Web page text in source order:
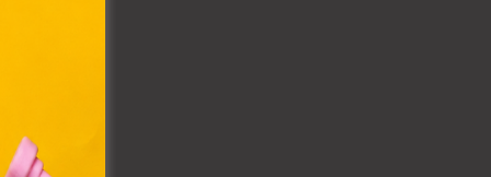
Ön